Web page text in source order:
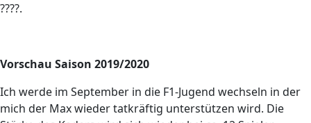
????.
Vorschau Saison 2019/2020
Ich werde im September in die F1-Jugend wechseln in der
mich der Max wieder tatkräftig unterstützen wird. Die